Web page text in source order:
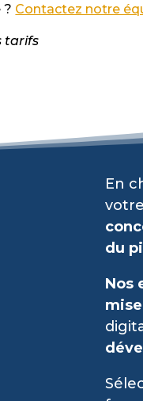
? Contactez notre
tarifs
En
du
Nos